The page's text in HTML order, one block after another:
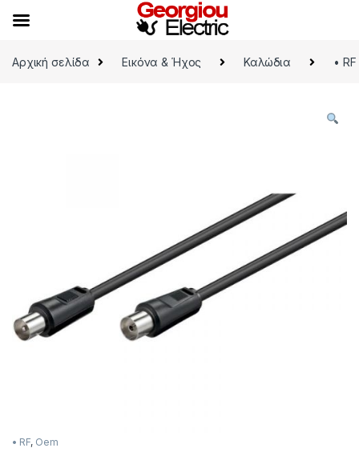
Αρχική σελίδα
Εικόνα & Ήχος Καλώδια • RF
• RF, Oem